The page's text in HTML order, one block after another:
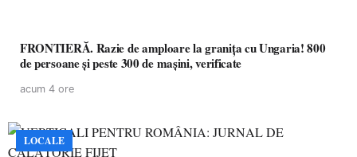
FRONTIERĂ. Razie de amploare la granița cu Ungaria! 800
de persoane și peste 300 de mașini, verificate
acum 4 ore
LOCALE